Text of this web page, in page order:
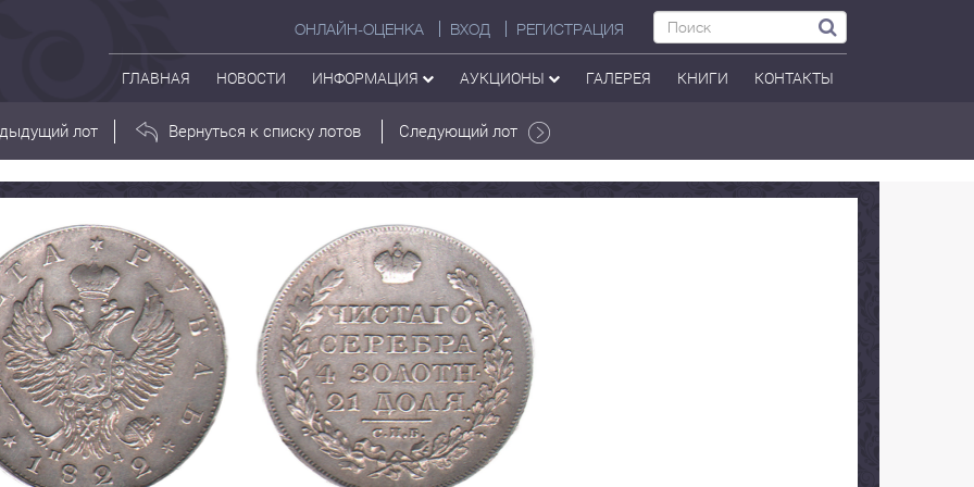
ОНЛАЙН-ОЦЕНКА ВХОД РЕГИСТРАЦИЯ
ГЛАВНАЯ НОВОСТИ ИНФОРМАЦИЯ АУКЦИОНЫ ГАЛЕРЕЯ КНИГИ КОНТАКТЫ
лот Вернуться к списку лотов Следующий лот